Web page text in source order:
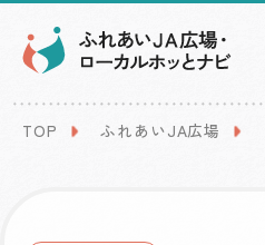
TOP ふれあいJA広場